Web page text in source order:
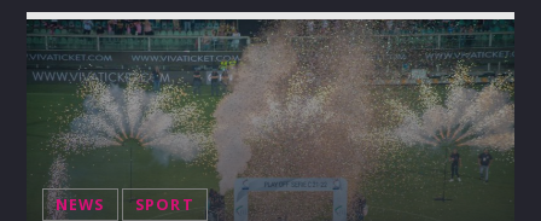
NEWS SPORT